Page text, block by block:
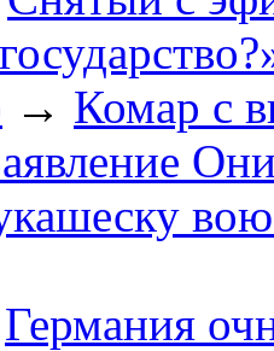
→ Комар с
Германия